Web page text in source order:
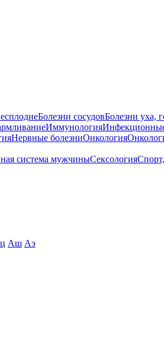
Болезни сосудовБолезни уха,
Иммунология
Нервные болезниОнкология
система мужчиныСексология
Аш Аэ